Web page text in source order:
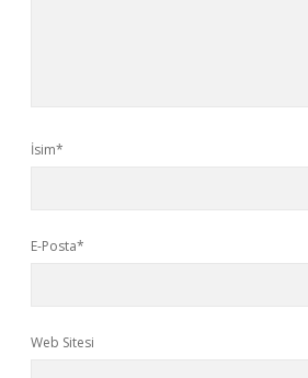
İsim*
E-Posta*
Web Sitesi